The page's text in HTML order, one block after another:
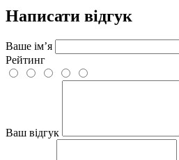
Написати відгук
Ваше ім’я
Рейтинг
Ваш відгук